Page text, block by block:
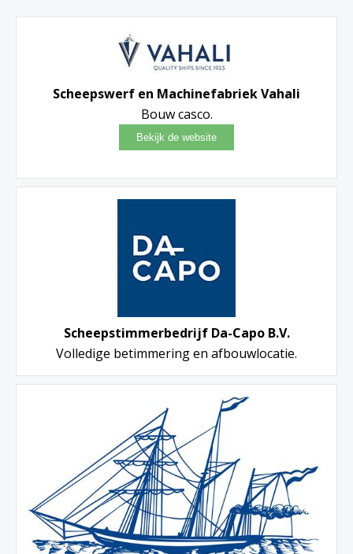
Scheepswerf en Machinefabriek Vahali
Bouw casco.
Scheepstimmerbedrijf Da-Capo B.V.
Volledige betimmering en afbouwlocatie.